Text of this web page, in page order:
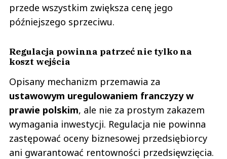
przede wszystkim zwiększa cenę jego
późniejszego sprzeciwu.
Regulacja powinna patrzeć nie tylko na
koszt wejścia
Opisany mechanizm przemawia za
ustawowym uregulowaniem franczyzy w
prawie polskim, ale nie za prostym zakazem
wymagania inwestycji. Regulacja nie powinna
zastępować oceny biznesowej przedsiębiorcy
ani gwarantować rentowności przedsięwzięcia.